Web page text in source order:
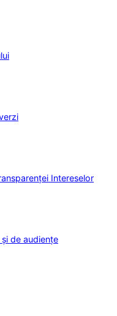
Intereselor
de audiențe